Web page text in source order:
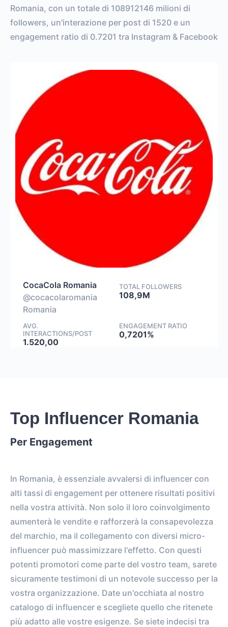
Romania, con un totale di 108912146 milioni di
followers, un'interazione per post di 1520 e un
engagement ratio di 0.7201 tra Instagram & Facebook
CocaCola Romania
@cocacolaromania
Romania
TOTAL FOLLOWERS
108,9M
AVG.
INTERACTIONS/POST
1.520,00
ENGAGEMENT RATIO
0,7201%
Top Influencer Romania
Per Engagement
In Romania, è essenziale avvalersi di influencer con
alti tassi di engagement per ottenere risultati positivi
nella vostra attività. Non solo il loro coinvolgimento
aumenterà le vendite e rafforzerà la consapevolezza
del marchio, ma il collegamento con diversi micro-
influencer può massimizzare l'effetto. Con questi
potenti promotori come parte del vostro team, sarete
sicuramente testimoni di un notevole successo per la
vostra organizzazione. Date un'occhiata al nostro
catalogo di influencer e scegliete quello che ritenete
più adatto alle vostre esigenze. Se siete indecisi tra